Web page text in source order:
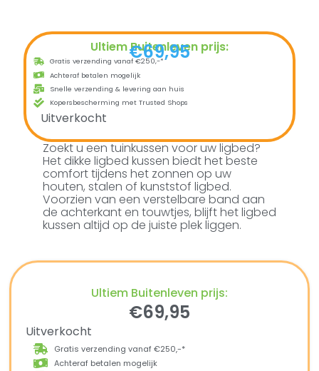
Ultiem Buitenleven prijs:
€69,95
Gratis verzending vanaf €250,-*
Achteraf betalen mogelijk
Snelle verzending & levering aan huis
Kopersbescherming met Trusted Shops
Uitverkocht
Zoekt u een tuinkussen voor uw ligbed?
Het dikke ligbed kussen biedt het beste
comfort tijdens het zonnen op uw
houten, stalen of kunststof ligbed.
Voorzien van een verstelbare band aan
de achterkant en touwtjes, blijft het ligbed
kussen altijd op de juiste plek liggen.
Ultiem Buitenleven prijs:
€69,95
Uitverkocht
Gratis verzending vanaf €250,-*
Achteraf betalen mogelijk